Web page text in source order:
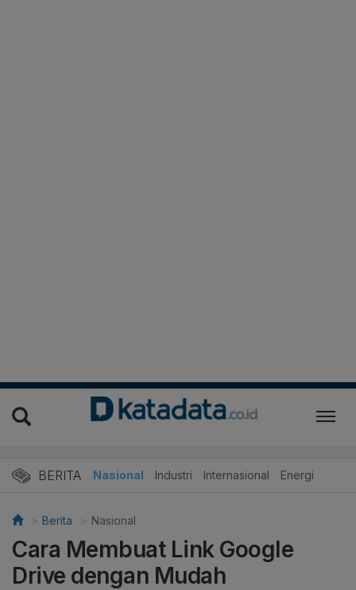
BERITA Nasional Industri Internasional Energi
Berita Nasional
Cara Membuat Link Google
Drive dengan Mudah